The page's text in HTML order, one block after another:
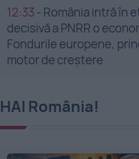
12:33 - România intră în
decisivă a PNRR o
Fondurile europene,
motor de creștere
HAI România!